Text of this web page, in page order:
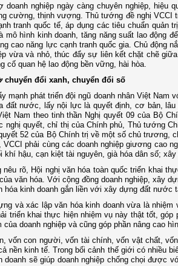
doanh nghiệp ngày càng chuyên nghiệp, hiệu
cường, thịnh vượng. Thủ tướng đề nghị
tranh quốc tế, áp dụng các tiêu chuẩn quản
hình kinh doanh, tăng năng suất lao động
cao năng lực cạnh tranh quốc gia. Chủ động
vừa và nhỏ, thúc đẩy sự liên kết chặt chẽ
cố quan hệ lao động bền vững, hài hòa.
chuyển đổi xanh, chuyển đổi số
mạnh phát triển đội ngũ doanh nhân Việt
đất nước, lấy nội lực là quyết định, cơ bản,
Nam theo tinh thần Nghị quyết 09 của Bộ
nghị quyết, chỉ thị của Chính phủ, Thủ tướng
52 của Bộ Chính trị về một số chủ trương,
phải cùng các doanh nghiệp giương cao
khí hậu, cạn kiệt tài nguyên, già hóa dân số;
rõ, Hội nghị văn hóa toàn quốc triển khai
văn hóa. Với cộng đồng doanh nghiệp, xây
kinh doanh gắn liền với xây dựng đất nước
và xác lập văn hóa kinh doanh vừa là
triển khai thực hiện nhiệm vụ này thật tốt,
doanh nghiệp và cũng góp phần nâng cao
vốn con người, vốn tài chính, vốn vật chất,
nền kinh tế. Trong bối cảnh thế giới có nhiều
doanh sẽ giúp doanh nghiệp chống chọi